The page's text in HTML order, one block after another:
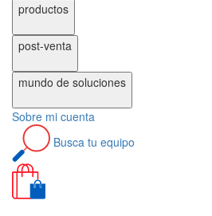
productos
post-venta
mundo de soluciones
Sobre mi cuenta
Busca tu equipo